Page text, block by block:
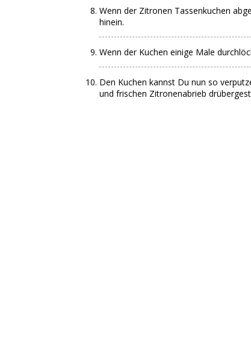
Wenn der Zitronen Tassenkuchen
hinein.
Wenn der Kuchen einige Male
Den Kuchen kannst Du nun so
und frischen Zitronenabrieb